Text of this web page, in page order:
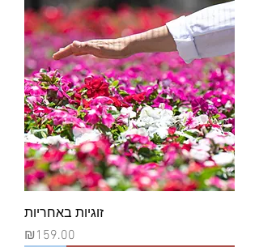
זוגיות באחריות
מחיר
₪159.00